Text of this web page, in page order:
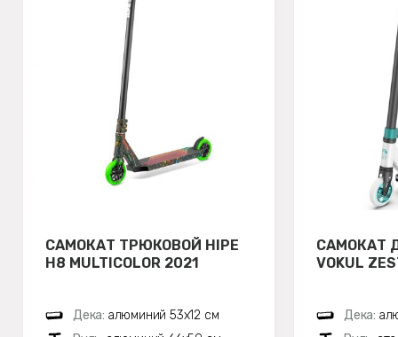
САМОКАТ ТРЮКОВОЙ HIPE
H8 MULTICOLOR 2021
Дека: алюминий 53х12 см
САМОКАТ
VOKUL
Дека: